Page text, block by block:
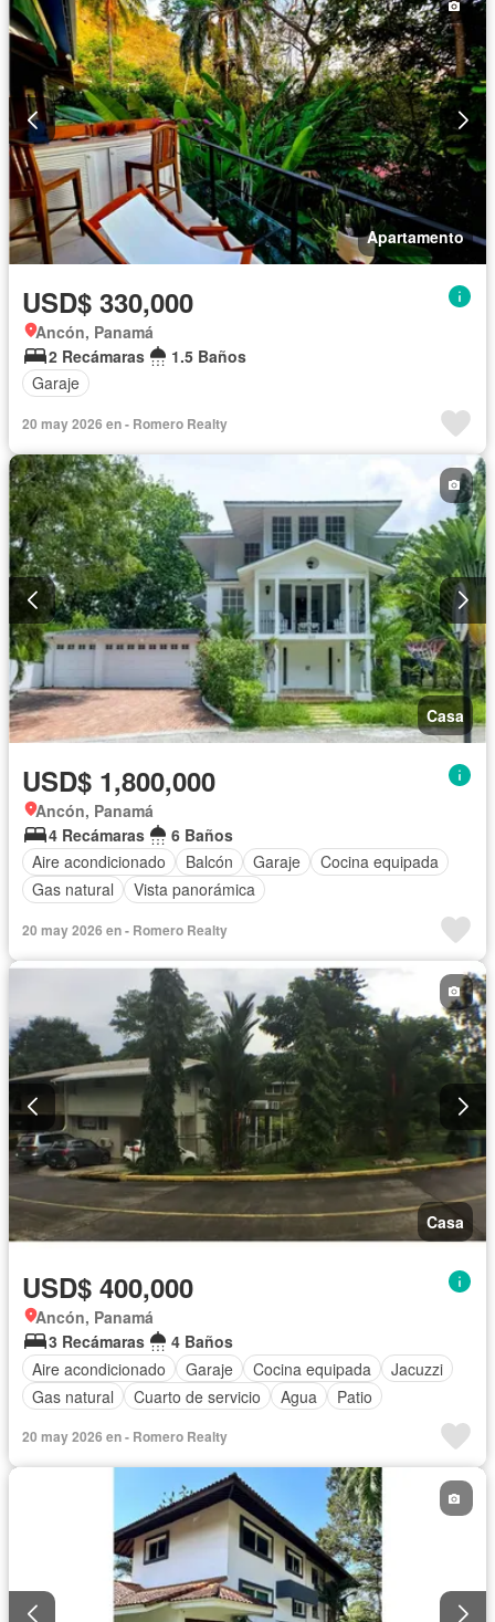
Apartamento
USD$ 330,000
Ancón, Panamá
2 Recámaras
1.5 Baños
Garaje
20 may 2026 en - Romero Realty
Casa
USD$ 1,800,000
Ancón, Panamá
4 Recámaras
6 Baños
Aire acondicionado
Balcón Garaje
Cocina equipada
Gas natural
Vista panorámica
20 may 2026 en - Romero Realty
Casa
USD$ 400,000
Ancón, Panamá
3 Recámaras
4 Baños
Aire acondicionado
Garaje Cocina equipada
Jacuzzi
Gas natural
Cuarto de servicio Agua Patio
20 may 2026 en - Romero Realty